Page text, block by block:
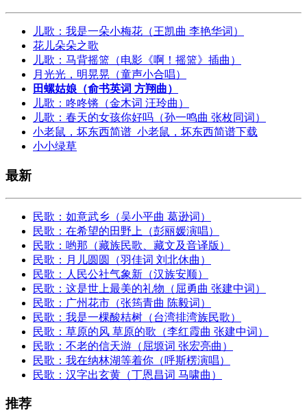
儿歌：我是一朵小梅花（王凯曲 李艳华词）
花儿朵朵之歌
儿歌：马背摇篮（电影《啊！摇篮》插曲）
月光光，明晃晃（童声小合唱）
田螺姑娘（俞书英词 方翔曲）
儿歌：咚咚锵（金木词 汪玲曲）
儿歌：春天的女孩你好吗（孙一鸣曲 张枚同词）
小老鼠，坏东西简谱_小老鼠，坏东西简谱下载
小小绿草
最新
民歌：如意武乡（吴小平曲 葛逊词）
民歌：在希望的田野上（彭丽媛演唱）
民歌：哟那（藏族民歌、藏文及音译版）
民歌：月儿圆圆（羽佳词 刘北休曲）
民歌：人民公社气象新（汉族安顺）
民歌：这是世上最美的礼物（屈勇曲 张建中词）
民歌：广州花市（张筠青曲 陈毅词）
民歌：我是一棵酸桔树（台湾排湾族民歌）
民歌：草原的风 草原的歌（李红霞曲 张建中词）
民歌：不老的信天游（屈塬词 张宏亮曲）
民歌：我在纳林湖等着你（呼斯楞演唱）
民歌：汉字出玄黄（丁恩昌词 马啸曲）
推荐